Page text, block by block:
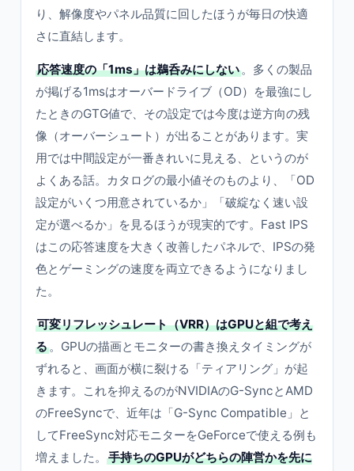
り、解像度やパネル品質に回したほうが毎日の快適
さに直結します。
応答速度の「1ms」は鵜呑みにしない。多くの製品
が掲げる1msはオーバードライブ（OD）を最強にし
たときのGTG値で、その設定では今度は逆方向の残
像（オーバーシュート）が出ることがあります。実
用では中間設定が一番きれいに見える、というのが
よくある話。カタログの最小値そのものより、「OD
設定がいくつ用意されているか」「破綻なく速い設
定が選べるか」を見るほうが現実的です。Fast IPS
はこの応答速度を大きく改善したパネルで、IPSの発
色とゲーミングの速度を両立できるようになりまし
た。
可変リフレッシュレート（VRR）はGPUと組で考え
る。GPUの描画とモニターの書き換えタイミングが
ずれると、画面が横に裂ける「ティアリング」が起
きます。これを抑えるのがNVIDIAのG-SyncとAMD
のFreeSyncで、近年は「G-Sync Compatible」と
してFreeSync対応モニターをGeForceで使える例も
増えました。
手持ちのGPUがどちらの陣営かを先に